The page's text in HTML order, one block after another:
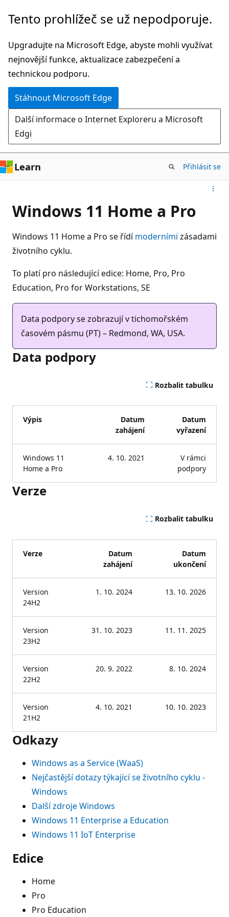
Přeskočit
hlavní
obsah
Tento prohlížeč se už nepodporuje.
Upgradujte na Microsoft Edge, abyste mohli využívat
nejnovější funkce, aktualizace zabezpečení a
technickou podporu.
Stáhnout Microsoft Edge
Další informace o Internet Exploreru a Microsoft
Edgi
Learn Přihlásit se
Windows 11 Home a Pro
Windows 11 Home a Pro se řídímoderními zásadami
životního cyklu.
To platí pro následující edice: Home, Pro, Pro
Education, Pro for Workstations, SE
Data podpory se zobrazují v tichomořském
časovém pásmu (PT) – Redmond, WA, USA.
Data podpory
Rozbalit tabulku
Výpis
Datum
zahájení
Datum
vyřazení
Windows 11
Home a Pro
4. 10. 2021
V rámci
podpory
Verze
Rozbalit tabulku
Verze
Datum
zahájení
Datum
ukončení
Version
24H2
1. 10. 2024 13. 10. 2026
Version
23H2
31. 10. 2023 11. 11. 2025
Version
22H2
20. 9. 2022 8. 10. 2024
Version
21H2
4. 10. 2021 10. 10. 2023
Odkazy
Windows as a Service (WaaS)
Nejčastější dotazy týkající se životního cyklu -
Windows
Další zdroje Windows
Windows 11 Enterprise a Education
Windows 11 IoT Enterprise
Edice
Home
Pro
Pro Education